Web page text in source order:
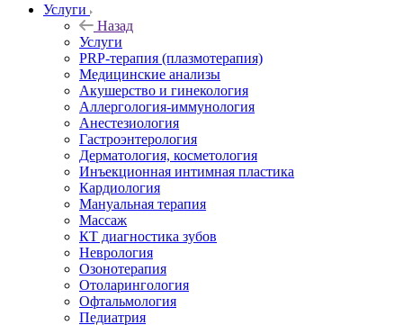
Услуги
Назад
Услуги
PRP-терапия (плазмотерапия)
Медицинские анализы
Акушерство и гинекология
Аллергология-иммунология
Анестезиология
Гастроэнтерология
Дерматология, косметология
Инъекционная интимная пластика
Кардиология
Мануальная терапия
Массаж
КТ диагностика зубов
Неврология
Озонотерапия
Отоларингология
Офтальмология
Педиатрия